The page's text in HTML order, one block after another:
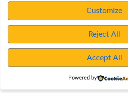
Customize
Reject All
Accept All
Powered by